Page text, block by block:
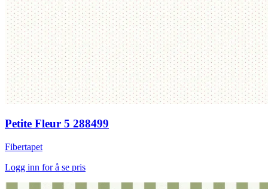
Petite Fleur 5 288499
Fibertapet
Logg inn for å se pris